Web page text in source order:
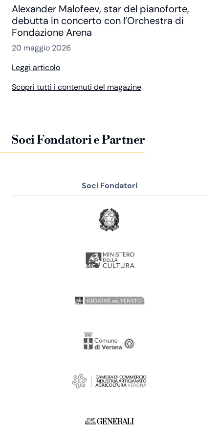
Alexander Malofeev, star del pianoforte,
debutta in concerto con l’Orchestra di
Fondazione Arena
20 maggio 2026
Leggi articolo
Scopri tutti i contenuti del magazine
Soci Fondatori e Partner
Soci Fondatori